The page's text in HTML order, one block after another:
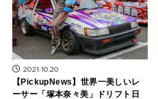
2021.10.20
【PickupNews】世界一美しいレ
ーサー「塚本奈々美」ドリフト日